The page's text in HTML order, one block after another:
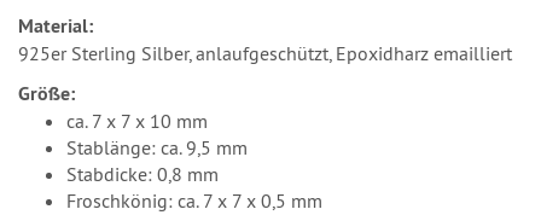
Material:
925er Sterling Silber, anlaufgeschützt, Epoxidharz emailliert
Größe:
ca. 7 x 7 x 10 mm
Stablänge: ca. 9,5 mm
Stabdicke: 0,8 mm
Froschkönig: ca. 7 x 7 x 0,5 mm